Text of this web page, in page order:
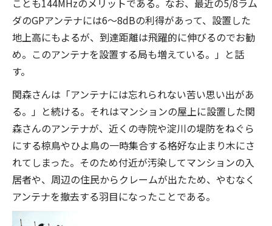
ことも144MHzのメリットである。なお、最近の5/8ラム
ダのGPアンテナには6〜8dBの利得があって、設置した
地上高にもよるが、到達距離は飛躍的に伸びるのでお勧
め。このアンテナを設置する局も増えている。」と話
す。
関森さんは「アンテナには忘れられない苦い思い出があ
る。」と続ける。それはマンションの屋上に設置した関
森さんのアンテナが、近くの寺院や淀川の堤防をねぐら
にする椋鳥やひよ鳥の一時集合する格好な止まり木にさ
れてしまった。そのため付近が汚染してマンションの入
居者や、周辺の住民からクレームが出たため、やむなく
アンテナを撤去する羽目になったことである。